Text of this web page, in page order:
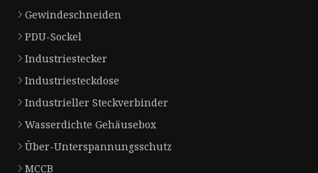
Gewindeschneiden
PDU-Sockel
Industriestecker
Industriesteckdose
Industrieller Steckverbinder
Wasserdichte Gehäusebox
Über-Unterspannungsschutz
MCCB